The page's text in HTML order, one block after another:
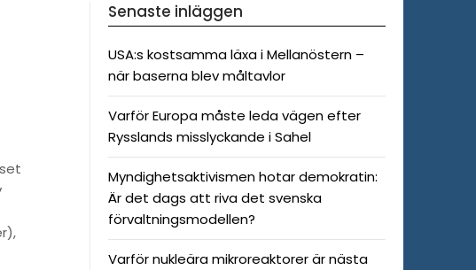
Senaste inläggen
USA:s kostsamma läxa i Mellanöstern –
när baserna blev måltavlor
Varför Europa måste leda vägen efter
Rysslands misslyckande i Sahel
Myndighetsaktivismen hotar demokratin:
Är det dags att riva det svenska
förvaltningsmodellen?
Varför nukleära mikroreaktorer är nästa